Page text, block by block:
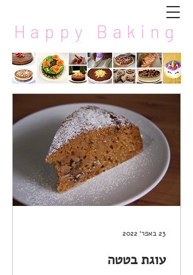
Happy Baking
עוגת בטטה
23 באפר׳ 2022